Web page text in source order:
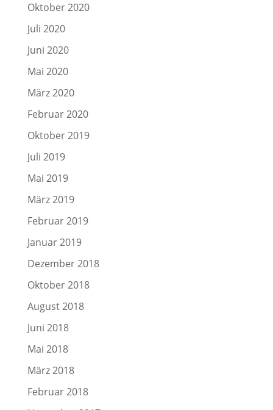
Oktober 2020
Juli 2020
Juni 2020
Mai 2020
März 2020
Februar 2020
Oktober 2019
Juli 2019
Mai 2019
März 2019
Februar 2019
Januar 2019
Dezember 2018
Oktober 2018
August 2018
Juni 2018
Mai 2018
März 2018
Februar 2018